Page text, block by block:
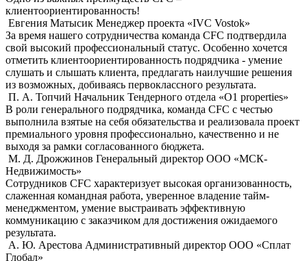
клиентоориентированность!
Евгения Матысик Менеджер проекта «IVC Vostok»
За время нашего сотрудничества команда CFC подтвердила
свой высокий профессиональный статус. Особенно хочется
отметить клиентоориентированность подрядчика - умение
слушать и слышать клиента, предлагать наилучшие решения
из возможных, добиваясь первоклассного результата.
П. А. Топчий Начальник Тендерного отдела «О1 properties»
В роли генерального подрядчика, команда CFC с честью
выполнила взятые на себя обязательства и реализовала проект
премиального уровня профессионально, качественно и не
выходя за рамки согласованного бюджета.
М. Д. Дрожжинов Генеральный директор ООО «МСК-
Недвижимость»
Сотрудников CFC характеризует высокая организованность,
слаженная командная работа, уверенное владение тайм-
менеджментом, умение выстраивать эффективную
коммуникацию с заказчиком для достижения ожидаемого
результата.
А. Ю. Арестова Административный директор ООО «Сплат
Глобал»